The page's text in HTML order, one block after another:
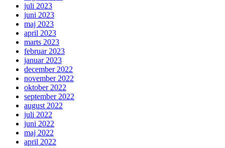
juli 2023
juni 2023
maj 2023
april 2023
marts 2023
februar 2023
januar 2023
december 2022
november 2022
oktober 2022
september 2022
august 2022
juli 2022
juni 2022
maj 2022
april 2022